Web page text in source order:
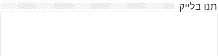
תנו בלייק